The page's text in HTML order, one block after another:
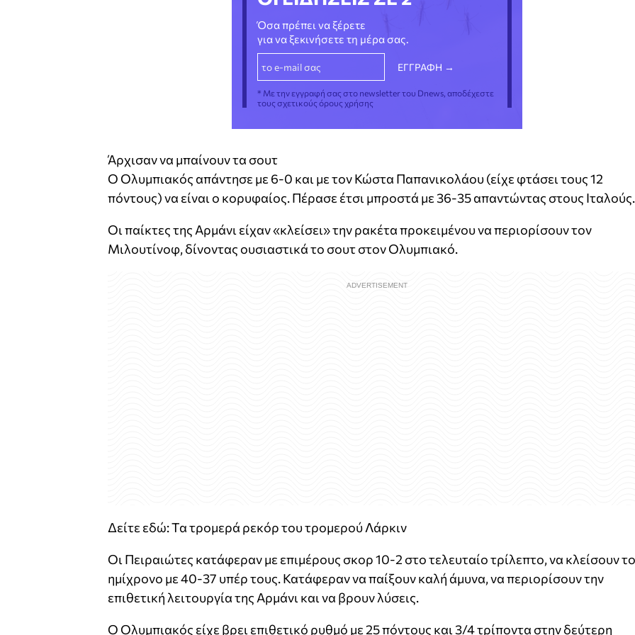
Όσα πρέπει να ξέρετε
για να ξεκινήσετε τη μέρα σας.
* Με την εγγραφή σας στο newsletter του Dnews, αποδέχεστε
τους σχετικούς όρους χρήσης
Άρχισαν να μπαίνουν τα σουτ
Ο Ολυμπιακός απάντησε με 6-0 και με τον Κώστα Παπανικολάου (είχε φτάσει τους 12
πόντους) να είναι ο κορυφαίος. Πέρασε έτσι μπροστά με 36-35 απαντώντας στους
Οι παίκτες της Αρμάνι είχαν «κλείσει» την ρακέτα προκειμένου να περιορίσουν τον
Μιλουτίνοφ, δίνοντας ουσιαστικά το σουτ στον Ολυμπιακό.
Δείτε εδώ: Τα τρομερά ρεκόρ του τρομερού Λάρκιν
Οι Πειραιώτες κατάφεραν με επιμέρους σκορ 10-2 στο τελευταίο τρίλεπτο, να κλείσουν το
ημίχρονο με 40-37 υπέρ τους. Κατάφεραν να παίξουν καλή άμυνα, να περιορίσουν την
επιθετική λειτουργία της Αρμάνι και να βρουν λύσεις.
Ο Ολυμπιακός είχε βρει επιθετικό ρυθμό με 25 πόντους και 3/4 τρίποντα στην δεύτερη